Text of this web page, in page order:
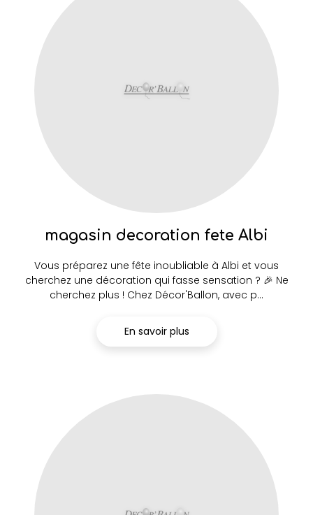
magasin decoration fete Albi
Vous préparez une fête inoubliable à Albi et vous
cherchez une décoration qui fasse sensation ? 🎉 Ne
cherchez plus ! Chez Décor'Ballon, avec p...
En savoir plus